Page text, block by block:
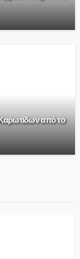
από το